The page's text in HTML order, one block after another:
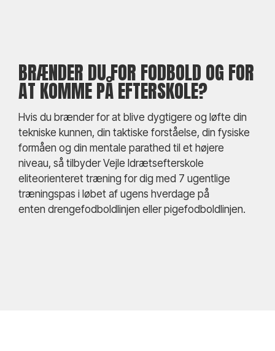
BRÆNDER DU FOR FODBOLD OG FOR
AT KOMME PÅ EFTERSKOLE?
Hvis du brænder for at blive dygtigere og løfte din
tekniske kunnen, din taktiske forståelse, din fysiske
formåen og din mentale parathed til et højere
niveau, så tilbyder Vejle Idrætsefterskole
eliteorienteret træning for dig med 7 ugentlige
træningspas i løbet af ugens hverdage på
enten drengefodboldlinjen eller pigefodboldlinjen.